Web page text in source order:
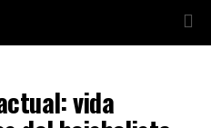
vida